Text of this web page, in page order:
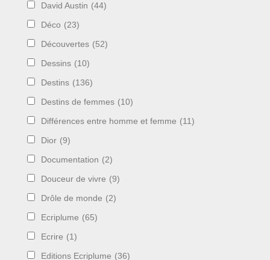
David Austin (44)
Déco (23)
Découvertes (52)
Dessins (10)
Destins (136)
Destins de femmes (10)
Différences entre homme et femme (11)
Dior (9)
Documentation (2)
Douceur de vivre (9)
Drôle de monde (2)
Ecriplume (65)
Ecrire (1)
Editions Ecriplume (36)